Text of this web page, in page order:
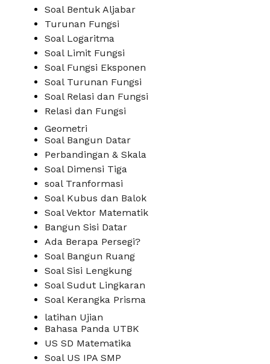
Soal Bentuk Aljabar
Turunan Fungsi
Soal Logaritma
Soal Limit Fungsi
Soal Fungsi Eksponen
Soal Turunan Fungsi
Soal Relasi dan Fungsi
Relasi dan Fungsi
Geometri
Soal Bangun Datar
Perbandingan & Skala
Soal Dimensi Tiga
soal Tranformasi
Soal Kubus dan Balok
Soal Vektor Matematik
Bangun Sisi Datar
Ada Berapa Persegi?
Soal Bangun Ruang
Soal Sisi Lengkung
Soal Sudut Lingkaran
Soal Kerangka Prisma
latihan Ujian
Bahasa Panda UTBK
US SD Matematika
Soal US IPA SMP